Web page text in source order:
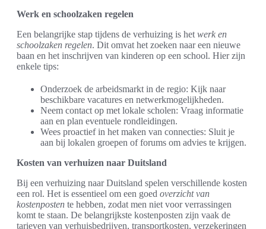
Werk en schoolzaken regelen
Een belangrijke stap tijdens de verhuizing is het werk en
schoolzaken regelen. Dit omvat het zoeken naar een nieuwe
baan en het inschrijven van kinderen op een school. Hier zijn
enkele tips:
Onderzoek de arbeidsmarkt in de regio: Kijk naar
beschikbare vacatures en netwerkmogelijkheden.
Neem contact op met lokale scholen: Vraag informatie
aan en plan eventuele rondleidingen.
Wees proactief in het maken van connecties: Sluit je
aan bij lokalen groepen of forums om advies te krijgen.
Kosten van verhuizen naar Duitsland
Bij een verhuizing naar Duitsland spelen verschillende kosten
een rol. Het is essentieel om een goed overzicht van
kostenposten te hebben, zodat men niet voor verrassingen
komt te staan. De belangrijkste kostenposten zijn vaak de
tarieven van verhuisbedrijven, transportkosten, verzekeringen